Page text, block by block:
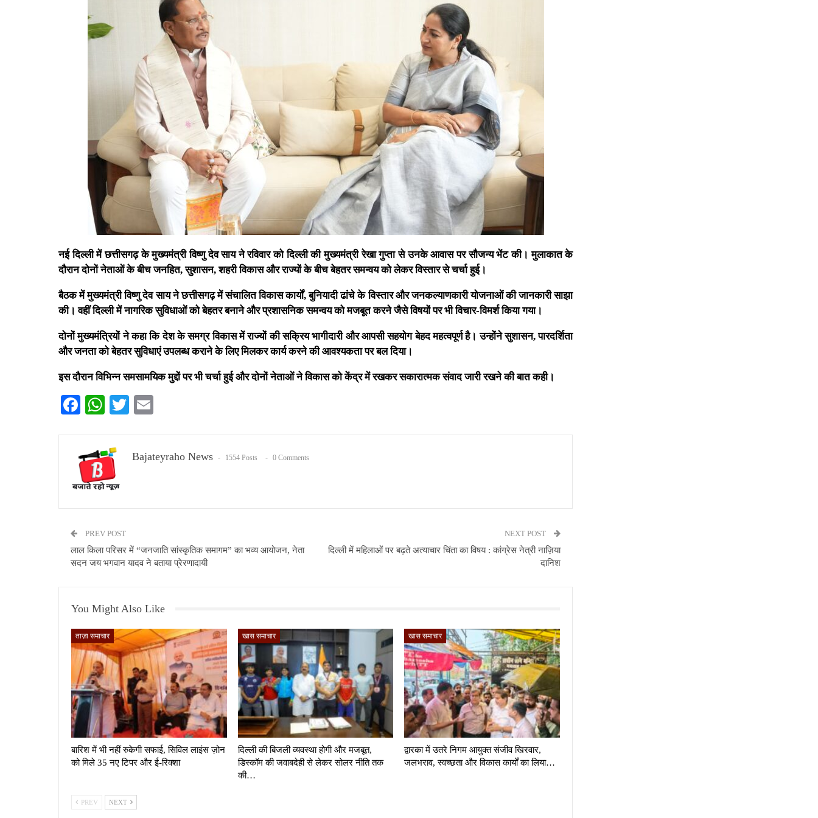
नई दिल्ली में छत्तीसगढ़ के मुख्यमंत्री विष्णु देव साय ने रविवार को दिल्ली की मुख्यमंत्री रेखा गुप्ता से उनके आवास पर सौजन्य भेंट की। मुलाकात के
दौरान दोनों नेताओं के बीच जनहित, सुशासन, शहरी विकास और राज्यों के बीच बेहतर समन्वय को लेकर विस्तार से चर्चा हुई।
बैठक में मुख्यमंत्री विष्णु देव साय ने छत्तीसगढ़ में संचालित विकास कार्यों, बुनियादी ढांचे के विस्तार और जनकल्याणकारी योजनाओं की जानकारी साझा
की। वहीं दिल्ली में नागरिक सुविधाओं को बेहतर बनाने और प्रशासनिक समन्वय को मजबूत करने जैसे विषयों पर भी विचार-विमर्श किया गया।
दोनों मुख्यमंत्रियों ने कहा कि देश के समग्र विकास में राज्यों की सक्रिय भागीदारी और आपसी सहयोग बेहद महत्वपूर्ण है। उन्होंने सुशासन, पारदर्शिता
और जनता को बेहतर सुविधाएं उपलब्ध कराने के लिए मिलकर कार्य करने की आवश्यकता पर बल दिया।
इस दौरान विभिन्न समसामयिक मुद्दों पर भी चर्चा हुई और दोनों नेताओं ने विकास को केंद्र में रखकर सकारात्मक संवाद जारी रखने की बात कही।
Facebook
WhatsApp
Twitter
Bajateyraho News 1554 Posts 0 Comments
PREV POST
लाल किला परिसर में “जनजाति सांस्कृतिक समागम” का भव्य आयोजन, नेता
सदन जय भगवान यादव ने बताया प्रेरणादायी
NEXT POST
दिल्ली में महिलाओं पर बढ़ते अत्याचार चिंता का विषय : कांग्रेस नेत्री नाज़िया
दानिश
You Might Also Like
ताज़ा समाचार
बारिश में भी नहीं रुकेगी सफाई, सिविल लाइंस ज़ोन
को मिले 35 नए टिपर और ई-रिक्शा
खास समाचार
दिल्ली की बिजली व्यवस्था होगी और मजबूत,
डिस्कॉम की जवाबदेही से लेकर सोलर नीति तक
की…
खास समाचार
द्वारका में उतरे निगम आयुक्त संजीव खिरवार,
जलभराव, स्वच्छता और विकास कार्यों का लिया…
PREV NEXT